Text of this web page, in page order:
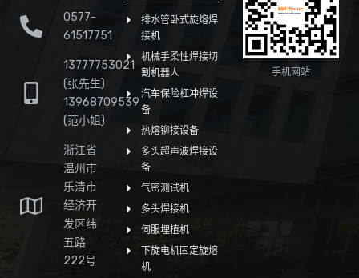
0577-
61517751
13777753021
(张先生)
13968709539
(范小姐)
浙江省
温州市
乐清市
经济开
发区纬
五路
222号
排水管卧式旋熔焊
接机
机械手柔性焊接切
割机器人
汽车保险杠冲焊设
备
热熔铆接设备
多头超声波焊接设
备
气密测试机
多头焊接机
伺服埋植机
下旋电机固定旋熔
机
手机网站